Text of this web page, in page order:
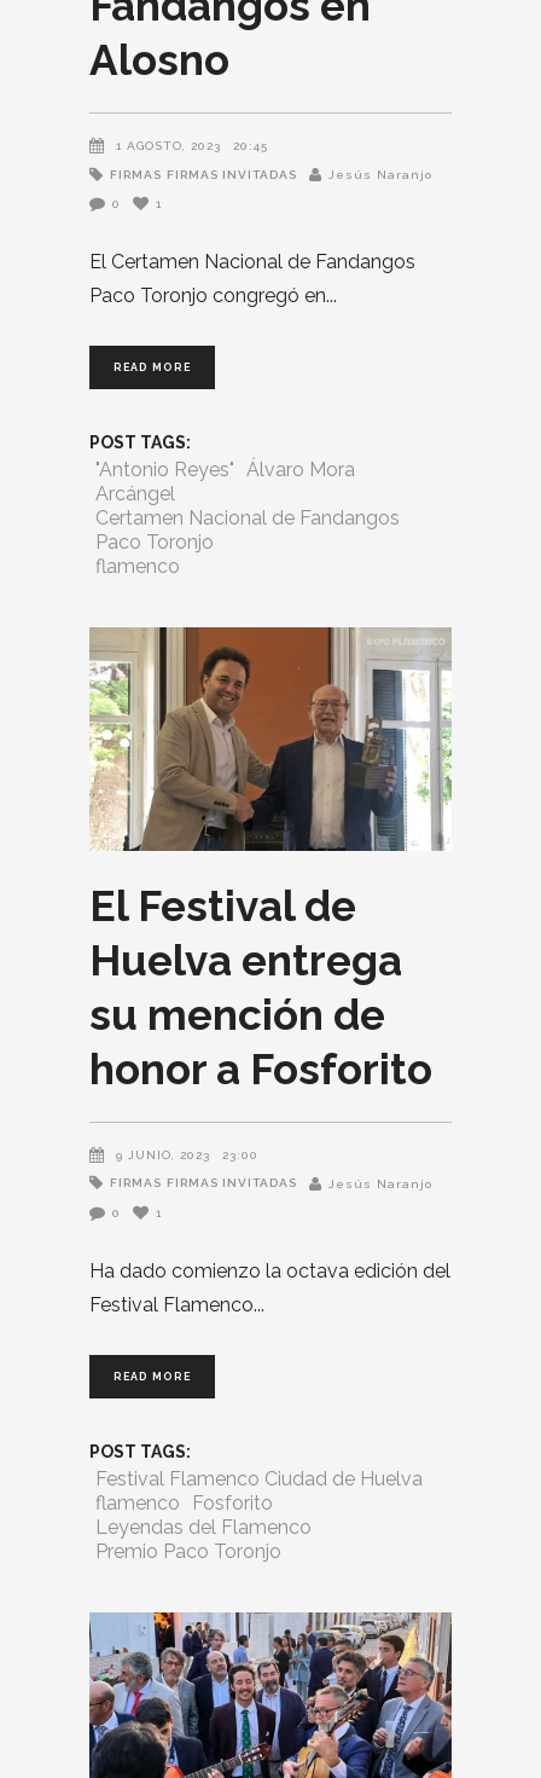
Alosno
1 AGOSTO, 2023 20:45
FIRMAS FIRMAS INVITADAS Jesús Naranjo
0 1
El Certamen Nacional de Fandangos
Paco Toronjo congregó en
READ MORE
POST TAGS:
"Antonio Reyes" Álvaro Mora
Arcángel
Certamen Nacional de Fandangos
Paco Toronjo
flamenco
El Festival de
Huelva entrega
su mención de
honor a Fosforito
9 JUNIO, 2023 23:00
FIRMAS FIRMAS INVITADAS Jesús Naranjo
0 1
Ha dado comienzo la octava edición del
Festival Flamenco
READ MORE
POST TAGS:
Festival Flamenco Ciudad de Huelva
flamenco
Fosforito
Leyendas del Flamenco
Premio Paco Toronjo